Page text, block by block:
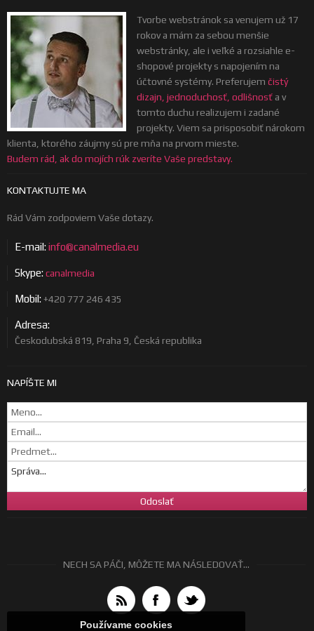
Tvorbe webstránok sa venujem už 17
rokov a mám za sebou menšie
webstránky, ale i veľké a rozsiahle e-
shopové projekty s napojením na
účtovné systémy. Preferujem čistý
dizajn, jednoduchosť, odlišnosť a v
tomto duchu realizujem i zadané
projekty. Viem sa prisposobiť nárokom
klienta, ktorého záujmy sú pre mňa na prvom mieste.
Budem rád, ak do mojích rúk zveríte Vaše predstavy.
KONTAKTUJTE MA
Rád Vám zodpoviem Vaše dotazy.
E-mail:info@canalmedia.eu
Skype:canalmedia
Mobil:+420 777 246 435
Adresa:
Českodubská 819, Praha 9, Česká republika
NAPÍŠTE MI
NECH SA PÁČI, MÔŽETE MA NÁSLEDOVAŤ...
Používame cookies